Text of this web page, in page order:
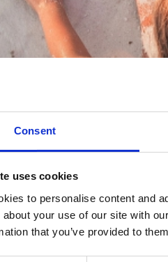
Consent
uses cookies
to personalise content and
about your use of our site with
that you’ve provided to